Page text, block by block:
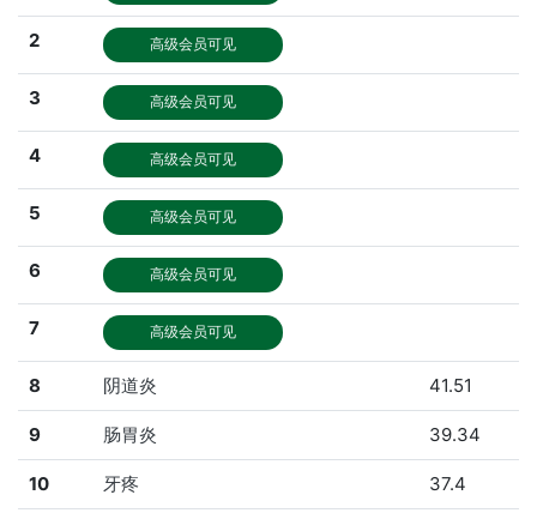
2 高级会员可见
3 高级会员可见
4 高级会员可见
5 高级会员可见
6 高级会员可见
7 高级会员可见
8 阴道炎 41.51
9 肠胃炎 39.34
10 牙疼 37.4